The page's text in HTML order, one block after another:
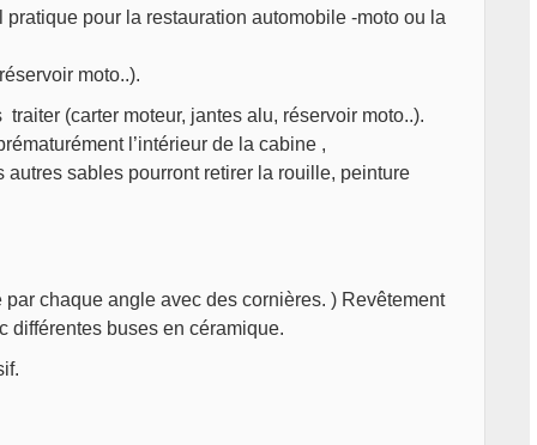
pour la restauration automobile -moto ou la
moto..).
traiter (carter moteur, jantes alu, réservoir moto..).
l’intérieur de la cabine ,
sables pourront retirer la rouille, peinture
chaque angle avec des cornières. ) Revêtement
différentes buses en céramique.